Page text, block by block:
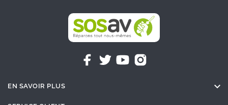
EN SAVOIR PLUS 